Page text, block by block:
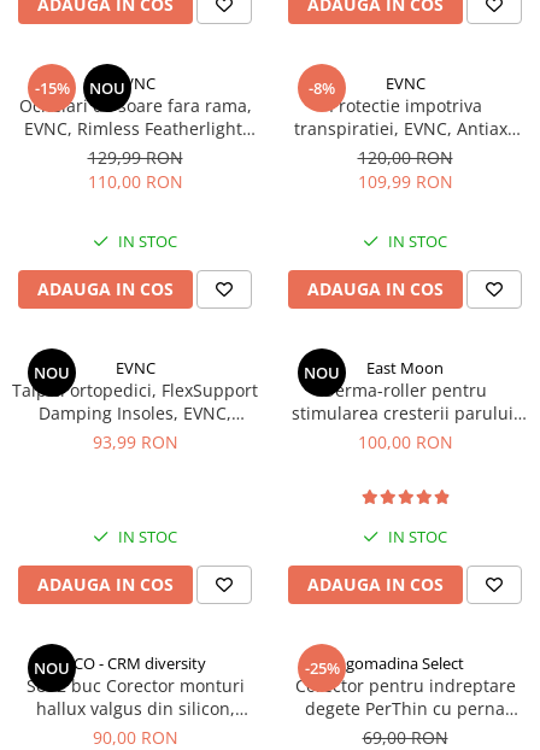
-15% NOUEVNC
Ochelari de soare fara rama,
EVNC, Rimless Featherlight,
unisex
129,99 RON
110,00 RON
IN STOC
ADAUGA IN COS
-8% EVNC
Protectie impotriva
transpiratiei, EVNC, Antiaxa
Shield, absoarbe eficient
transpiratia
120,00 RON
109,99 RON
IN STOC
ADAUGA IN COS
NOU EVNC
Talpici ortopedici, FlexSupport
Damping Insoles, EVNC,
absorbție de soc si ventilație,
93,99 RON
IN STOC
ADAUGA IN COS
NOU East Moon
Derma-roller pentru
stimularea cresterii parului,
scalp si barba, Beard Roller
100,00 RON
IN STOC
ADAUGA IN COS
NOUCCO - CRM diversity
Set 2 buc Corector monturi
hallux valgus din silicon,
CRM, separator degete picior,
90,00 RON
-25% gomadina Select
Corector pentru indreptare
degete PerThin cu perna
silicon si bandaj elastic
69,00 RON